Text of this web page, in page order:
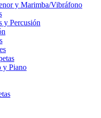
y Marimba/Vibráfono
y Percusión
y Piano